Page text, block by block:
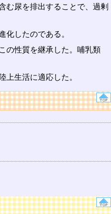
む尿を排出することで、過剰
したのである。
の性質を継承した。哺乳類
上生活に適応した。